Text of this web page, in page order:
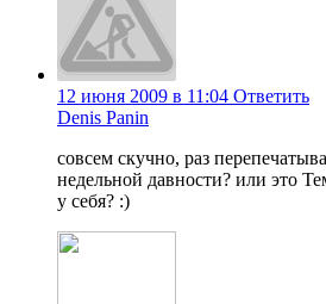
12 июня 2009 в 11:04 Ответить
Denis Panin
совсем скучно, раз
недельной давности? или это
у себя? :)